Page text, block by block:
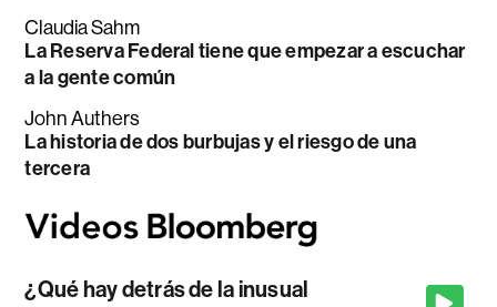
Claudia Sahm
La Reserva Federal tiene que empezar a escuchar
a la gente común
John Authers
La historia de dos burbujas y el riesgo de una
tercera
¿Qué hay detrás de la inusual